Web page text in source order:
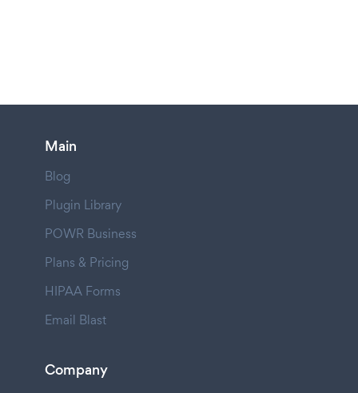
Main
Blog
Plugin Library
POWR Business
Plans & Pricing
HIPAA Forms
Email Blast
Company